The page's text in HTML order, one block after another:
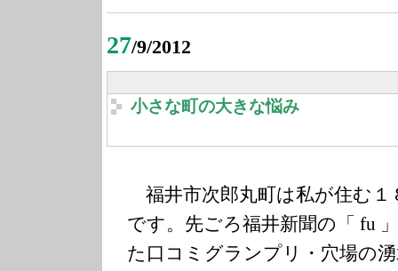
27/9/2012
小さな町の大きな悩み
福井市次郎丸町は私が住む１
です。先ごろ福井新聞の「 fu
た口コミグランプリ・穴場の